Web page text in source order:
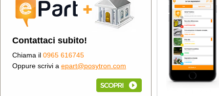
Contattaci subito!
Chiama il 0965 616745
Oppure scrivi a epart@posytron.com